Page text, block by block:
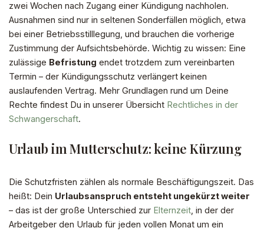
zwei Wochen nach Zugang einer Kündigung nachholen.
Ausnahmen sind nur in seltenen Sonderfällen möglich, etwa
bei einer Betriebsstilllegung, und brauchen die vorherige
Zustimmung der Aufsichtsbehörde. Wichtig zu wissen: Eine
zulässige Befristung endet trotzdem zum vereinbarten
Termin – der Kündigungsschutz verlängert keinen
auslaufenden Vertrag. Mehr Grundlagen rund um Deine
Rechte findest Du in unserer Übersicht Rechtliches in der
Schwangerschaft.
Urlaub im Mutterschutz: keine Kürzung
Die Schutzfristen zählen als normale Beschäftigungszeit. Das
heißt: Dein Urlaubsanspruch entsteht ungekürzt weiter
– das ist der große Unterschied zur Elternzeit, in der der
Arbeitgeber den Urlaub für jeden vollen Monat um ein